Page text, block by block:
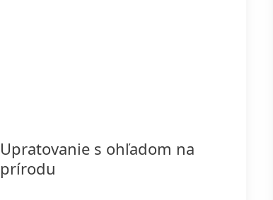
Upratovanie s ohľadom na
prírodu